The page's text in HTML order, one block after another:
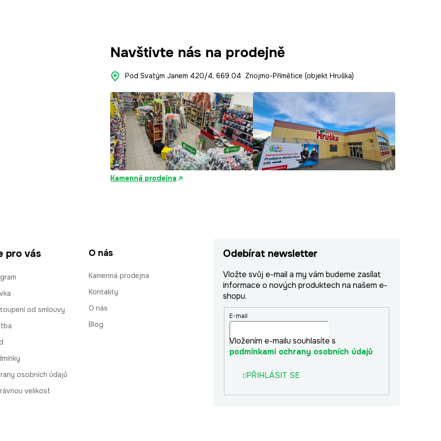
Navštivte nás na prodejně
Pod Svatým Janem 420/4, 669 04 Znojmo-Přímětice (objekt Hruška)
Kamenná prodejna
pro vás
od smlouvy
osobních údajů
velikost
O nás
Kamenná prodejna
Kontakty
O nás
Blog
Odebírat newsletter
Vložte svůj e-mail a my vám budeme zasílat
informace o nových produktech na našem e-
shopu.
E-mail
Vložením e-mailu souhlasíte s
podmínkami ochrany osobních údajů
PŘIHLÁSIT SE